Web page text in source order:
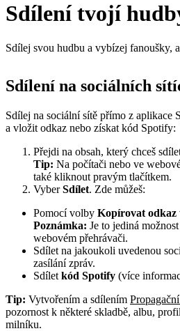
Sdílení tvojí
Sdílej svou hudbu a vybízej fanoušky,
Sdílení na sociálních
Sdílej na sociální sítě přímo z aplikace
a vložit odkaz nebo získat kód Spotify:
Přejdi na obsah, který chceš
Tip: Na počítači nebo ve
také kliknout pravým tlačítkem.
VyberSdílet. Zde můžeš:
Pomocí volby Kopírovat odkaz
Poznámka: Je to jediná
webovém přehrávači.
Sdílet na jakoukoli uvedenou
zasílání zpráv.
Sdílet kód Spotify (více
Tip: Vytvořením a sdílením
pozornost k některé skladbě, albu,
milníku.